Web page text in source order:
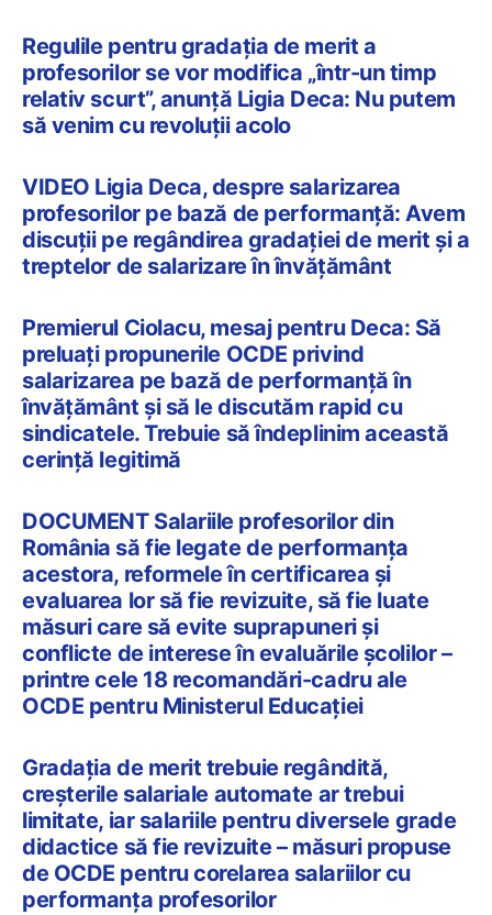
Regulile pentru gradația de merit a
profesorilor se vor modifica „într-un timp
relativ scurt”, anunță Ligia Deca: Nu putem
să venim cu revoluții acolo
VIDEO Ligia Deca, despre salarizarea
profesorilor pe bază de performanță: Avem
discuții pe regândirea gradației de merit și a
treptelor de salarizare în învățământ
Premierul Ciolacu, mesaj pentru Deca: Să
preluaţi propunerile OCDE privind
salarizarea pe bază de performanţă în
învăţământ şi să le discutăm rapid cu
sindicatele. Trebuie să îndeplinim această
cerinţă legitimă
DOCUMENT Salariile profesorilor din
România să fie legate de performanța
acestora, reformele în certificarea și
evaluarea lor să fie revizuite, să fie luate
măsuri care să evite suprapuneri și
conflicte de interese în evaluările școlilor –
printre cele 18 recomandări-cadru ale
OCDE pentru Ministerul Educației
Gradația de merit trebuie regândită,
creșterile salariale automate ar trebui
limitate, iar salariile pentru diversele grade
didactice să fie revizuite – măsuri propuse
de OCDE pentru corelarea salariilor cu
performanța profesorilor